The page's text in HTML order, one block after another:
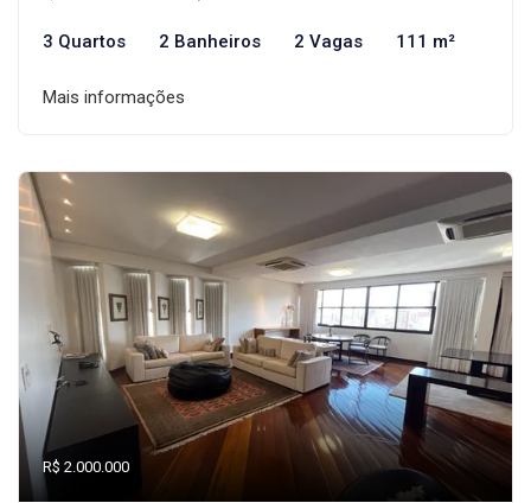
3 Quartos 2 Banheiros 2 Vagas 111 m²
Mais informações
R$ 2.000.000